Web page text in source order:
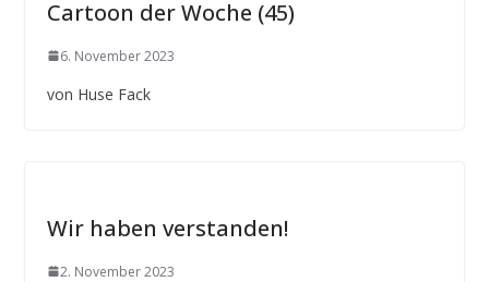
Cartoon der Woche (45)
6. November 2023
von Huse Fack
Wir haben verstanden!
2. November 2023